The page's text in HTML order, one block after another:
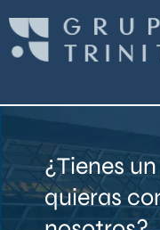
contenido
¿Tienes
quieras